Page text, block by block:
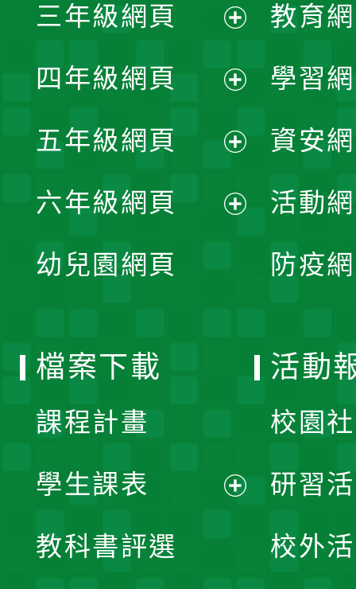
選
單
開
選
單
三年級網頁
開
選
單
四年級網頁
開
選
五年級網頁
開
六年級網頁
幼兒園網頁
教育
學習
資安
活動
防疫
檔案下載
課程計畫
學生課表
教科書評選
活動
校園
研習
校外